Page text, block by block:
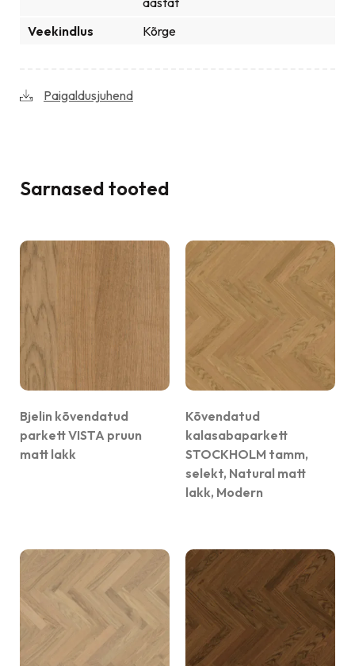
Veekindlus
Kõrge
Paigaldusjuhend
Sarnased tooted
Bjelin kõvendatud
parkett VISTA pruun
matt lakk
Kõvendatud
kalasabaparkett
STOCKHOLM tamm,
selekt, Natural matt
lakk, Modern